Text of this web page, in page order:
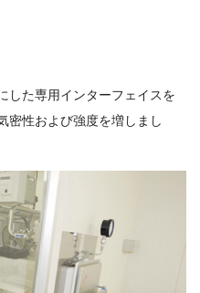
した専用インターフェイスを
密性および強度を増しまし